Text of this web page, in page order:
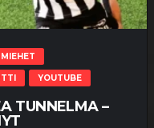
MIEHET
YOUTUBE
TUNNELMA –